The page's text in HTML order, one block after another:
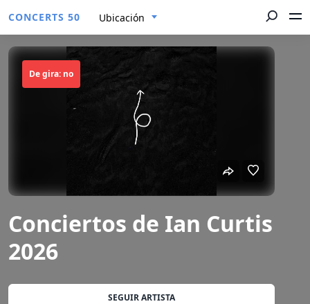
CONCERTS 50 Ubicación
Conciertos de Ian Curtis
2026
De gira: no
SEGUIR ARTISTA